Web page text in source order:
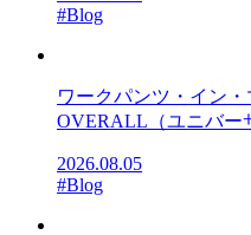
#Blog
ワークパンツ・イン
OVERALL（ユニバー
2026.08.05
#Blog